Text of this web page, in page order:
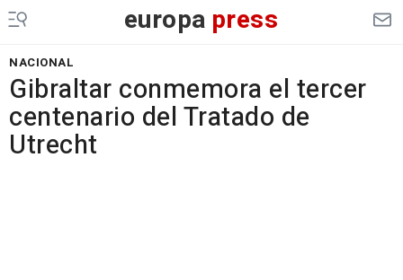
europa press
NACIONAL
Gibraltar conmemora el tercer
centenario del Tratado de
Utrecht